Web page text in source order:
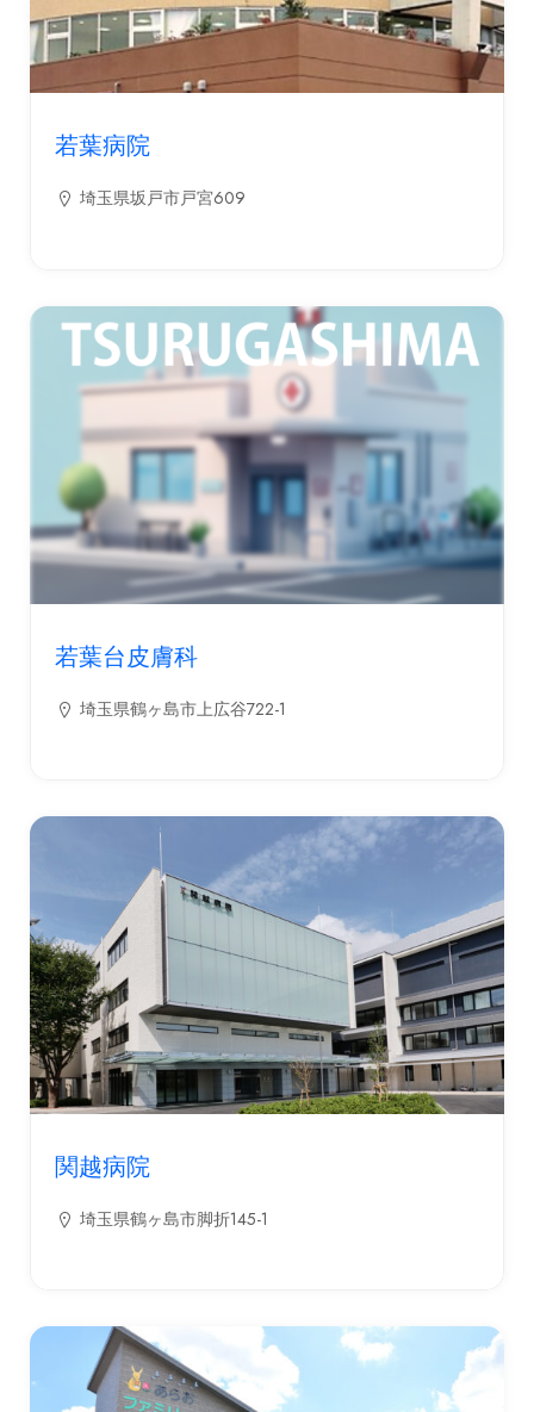
若葉病院
埼玉県坂戸市戸宮609
若葉台皮膚科
埼玉県鶴ヶ島市上広谷722-1
関越病院
埼玉県鶴ヶ島市脚折145-1